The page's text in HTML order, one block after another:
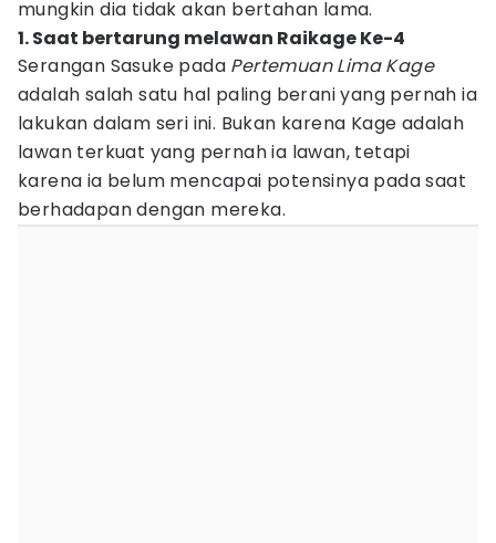
mungkin dia tidak akan bertahan lama.
1. Saat bertarung melawan Raikage Ke-4
Serangan Sasuke pada Pertemuan Lima Kage
adalah salah satu hal paling berani yang pernah ia
lakukan dalam seri ini. Bukan karena Kage adalah
lawan terkuat yang pernah ia lawan, tetapi
karena ia belum mencapai potensinya pada saat
berhadapan dengan mereka.